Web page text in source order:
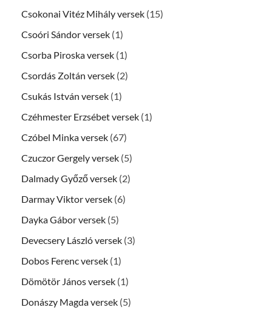
Csokonai Vitéz Mihály versek (15)
Csoóri Sándor versek (1)
Csorba Piroska versek (1)
Csordás Zoltán versek (2)
Csukás István versek (1)
Czéhmester Erzsébet versek (1)
Czóbel Minka versek (67)
Czuczor Gergely versek (5)
Dalmady Győző versek (2)
Darmay Viktor versek (6)
Dayka Gábor versek (5)
Devecsery László versek (3)
Dobos Ferenc versek (1)
Dömötör János versek (1)
Donászy Magda versek (5)